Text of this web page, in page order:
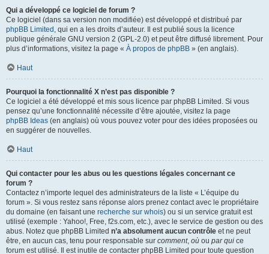
Qui a développé ce logiciel de forum ?
Ce logiciel (dans sa version non modifiée) est développé et distribué par
phpBB Limited , qui en a les droits d’auteur. Il est publié sous la licence
publique générale GNU version 2 (GPL-2.0) et peut être diffusé librement. Pour
plus d’informations, visitez la page « À propos de phpBB » (en anglais).
Haut
Pourquoi la fonctionnalité X n’est pas disponible ?
Ce logiciel a été développé et mis sous licence par phpBB Limited. Si vous
pensez qu’une fonctionnalité nécessite d’être ajoutée, visitez la page
phpBB Ideas (en anglais) où vous pouvez voter pour des idées proposées ou
en suggérer de nouvelles.
Haut
Qui contacter pour les abus ou les questions légales concernant ce
forum ?
Contactez n’importe lequel des administrateurs de la liste « L’équipe du
forum ». Si vous restez sans réponse alors prenez contact avec le propriétaire
du domaine (en faisant une recherche sur whois) ou si un service gratuit est
utilisé (exemple : Yahoo!, Free, f2s.com, etc.), avec le service de gestion ou des
abus. Notez que phpBB Limited n’a absolument aucun contrôle et ne peut
être, en aucun cas, tenu pour responsable sur comment, où ou par qui ce
forum est utilisé. Il est inutile de contacter phpBB Limited pour toute question